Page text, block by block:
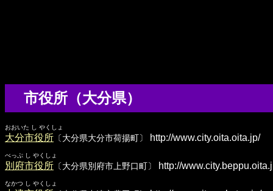
市役所（大分県）
おおいた し やくしょ
大分市役所 〔大分県大分市荷揚町〕 http://www.city.oita.oita.jp/
べっぷ し やくしょ
別府市役所 〔大分県別府市上野口町〕 http://
なかつ し やくしょ